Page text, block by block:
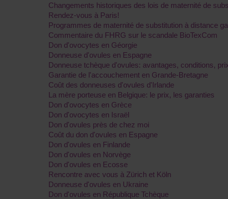
Changements historiques des lois de maternité de
Rendez-vous à Paris!
Programmes de maternité de substitution à distance
Commentaire du FHRG sur le scandale BioTexCom
Don d'ovocytes en Géorgie
Donneuse d'ovules en Espagne
Donneuse tchèque d'ovules: avantages, conditions,
Garantie de l'accouchement en Grande-Bretagne
Coût des donneuses d'ovules d'Irlande
La mère porteuse en Belgique: le prix, les garanties
Don d'ovocytes en Grèce
Don d'ovocytes en Israël
Don d'ovules près de chez moi
Coût du don d'ovules en Espagne
Don d'ovules en Finlande
Don d'ovules en Norvège
Don d'ovules en Ecosse
Rencontre avec vous à Zürich et Köln
Donneuse d'ovules en Ukraine
Don d'ovules en République Tchèque